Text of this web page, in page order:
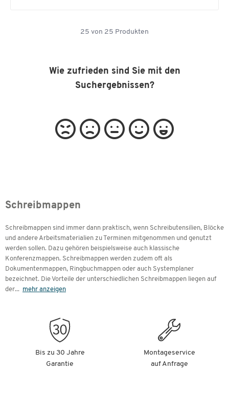
25 von 25 Produkten
Wie zufrieden sind Sie mit den
Suchergebnissen?
Schreibmappen
Schreibmappen sind immer dann praktisch, wenn Schreibutensilien, Blöcke
und andere Arbeitsmaterialien zu Terminen mitgenommen und genutzt
werden sollen. Dazu gehören beispielsweise auch klassische
Konferenzmappen. Schreibmappen werden zudem oft als
Dokumentenmappen, Ringbuchmappen oder auch Systemplaner
bezeichnet. Die Vorteile der unterschiedlichen Schreibmappen liegen auf
der... mehr anzeigen
Bis zu 30 Jahre
Garantie
Montageservice
auf Anfrage